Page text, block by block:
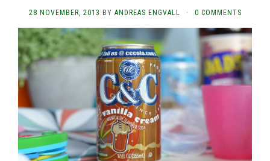
28 NOVEMBER, 2013 BY ANDREAS ENGVALL · 0 COMMENTS